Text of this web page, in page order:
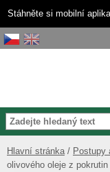
Stáhněte si mobilní
Hlavní stránka Postupy
olivového oleje z